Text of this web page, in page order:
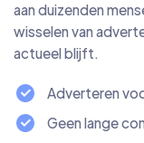
aan duizenden
wisselen van
actueel blijft.
Adverteren
Geen lange